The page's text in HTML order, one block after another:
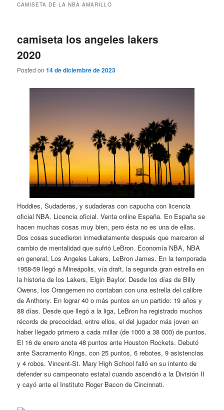
CAMISETA DE LA NBA AMARILLO
camiseta los angeles lakers
2020
Posted on14 de diciembre de 2023
Hoddies, Sudaderas, y sudaderas con capucha con licencia
oficial NBA. Licencia oficial. Venta online España. En España se
hacen muchas cosas muy bien, pero ésta no es una de ellas.
Dos cosas sucedieron inmediatamente después que marcaron el
cambio de mentalidad que sufrió LeBron. Economía NBA, NBA
en general, Los Angeles Lakers, LeBron James. En la temporada
1958-59 llegó a Mineápolis, vía draft, la segunda gran estrella en
la historia de los Lakers, Elgin Baylor. Desde los días de Billy
Owens, los Orangemen no contaban con una estrella del calibre
de Anthony. En lograr 40 o más puntos en un partido: 19 años y
88 días. Desde que llegó a la liga, LeBron ha registrado muchos
récords de precocidad, entre ellos, el del jugador más joven en
haber llegado primero a cada millar (de 1000 a 38 000) de puntos.
El 16 de enero anota 48 puntos ante Houston Rockets. Debutó
ante Sacramento Kings, con 25 puntos, 6 rebotes, 9 asistencias
y 4 robos. Vincent-St. Mary High School falló en su intento de
defender su campeonato estatal cuando ascendió a la División II
y cayó ante el Instituto Roger Bacon de Cincinnati.